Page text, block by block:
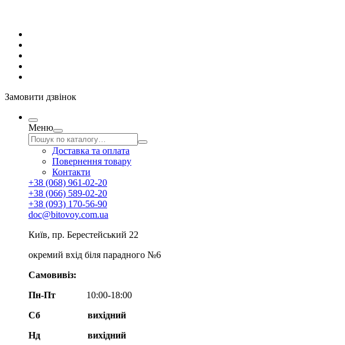
Замовити дзвінок
Меню
Доставка та оплата
Повернення товару
Контакти
+38 (068) 961-02-20
+38 (066) 589-02-20
+38 (093) 170-56-90
doc@bitovoy.com.ua
Київ, пр. Берестейський 22
окремий вхід біля парадного №6
Самовивіз:
Пн-Пт
10:00-18:00
Сб
вихідний
Нд
вихідний